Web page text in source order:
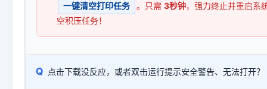
一键清空打印任务
。只需 3秒钟，强力终止并重启系
空积压任务！
Q 点击下载没反应，或者双击运行提示安全警告、无法打开？